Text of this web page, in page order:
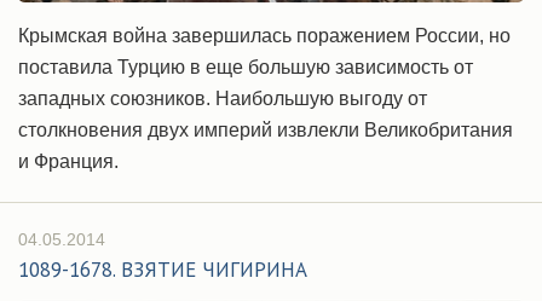
Крымская война завершилась поражением России, но
поставила Турцию в еще большую зависимость от
западных союзников. Наибольшую выгоду от
столкновения двух империй извлекли Великобритания
и Франция.
04.05.2014
1089-1678. ВЗЯТИЕ ЧИГИРИНА